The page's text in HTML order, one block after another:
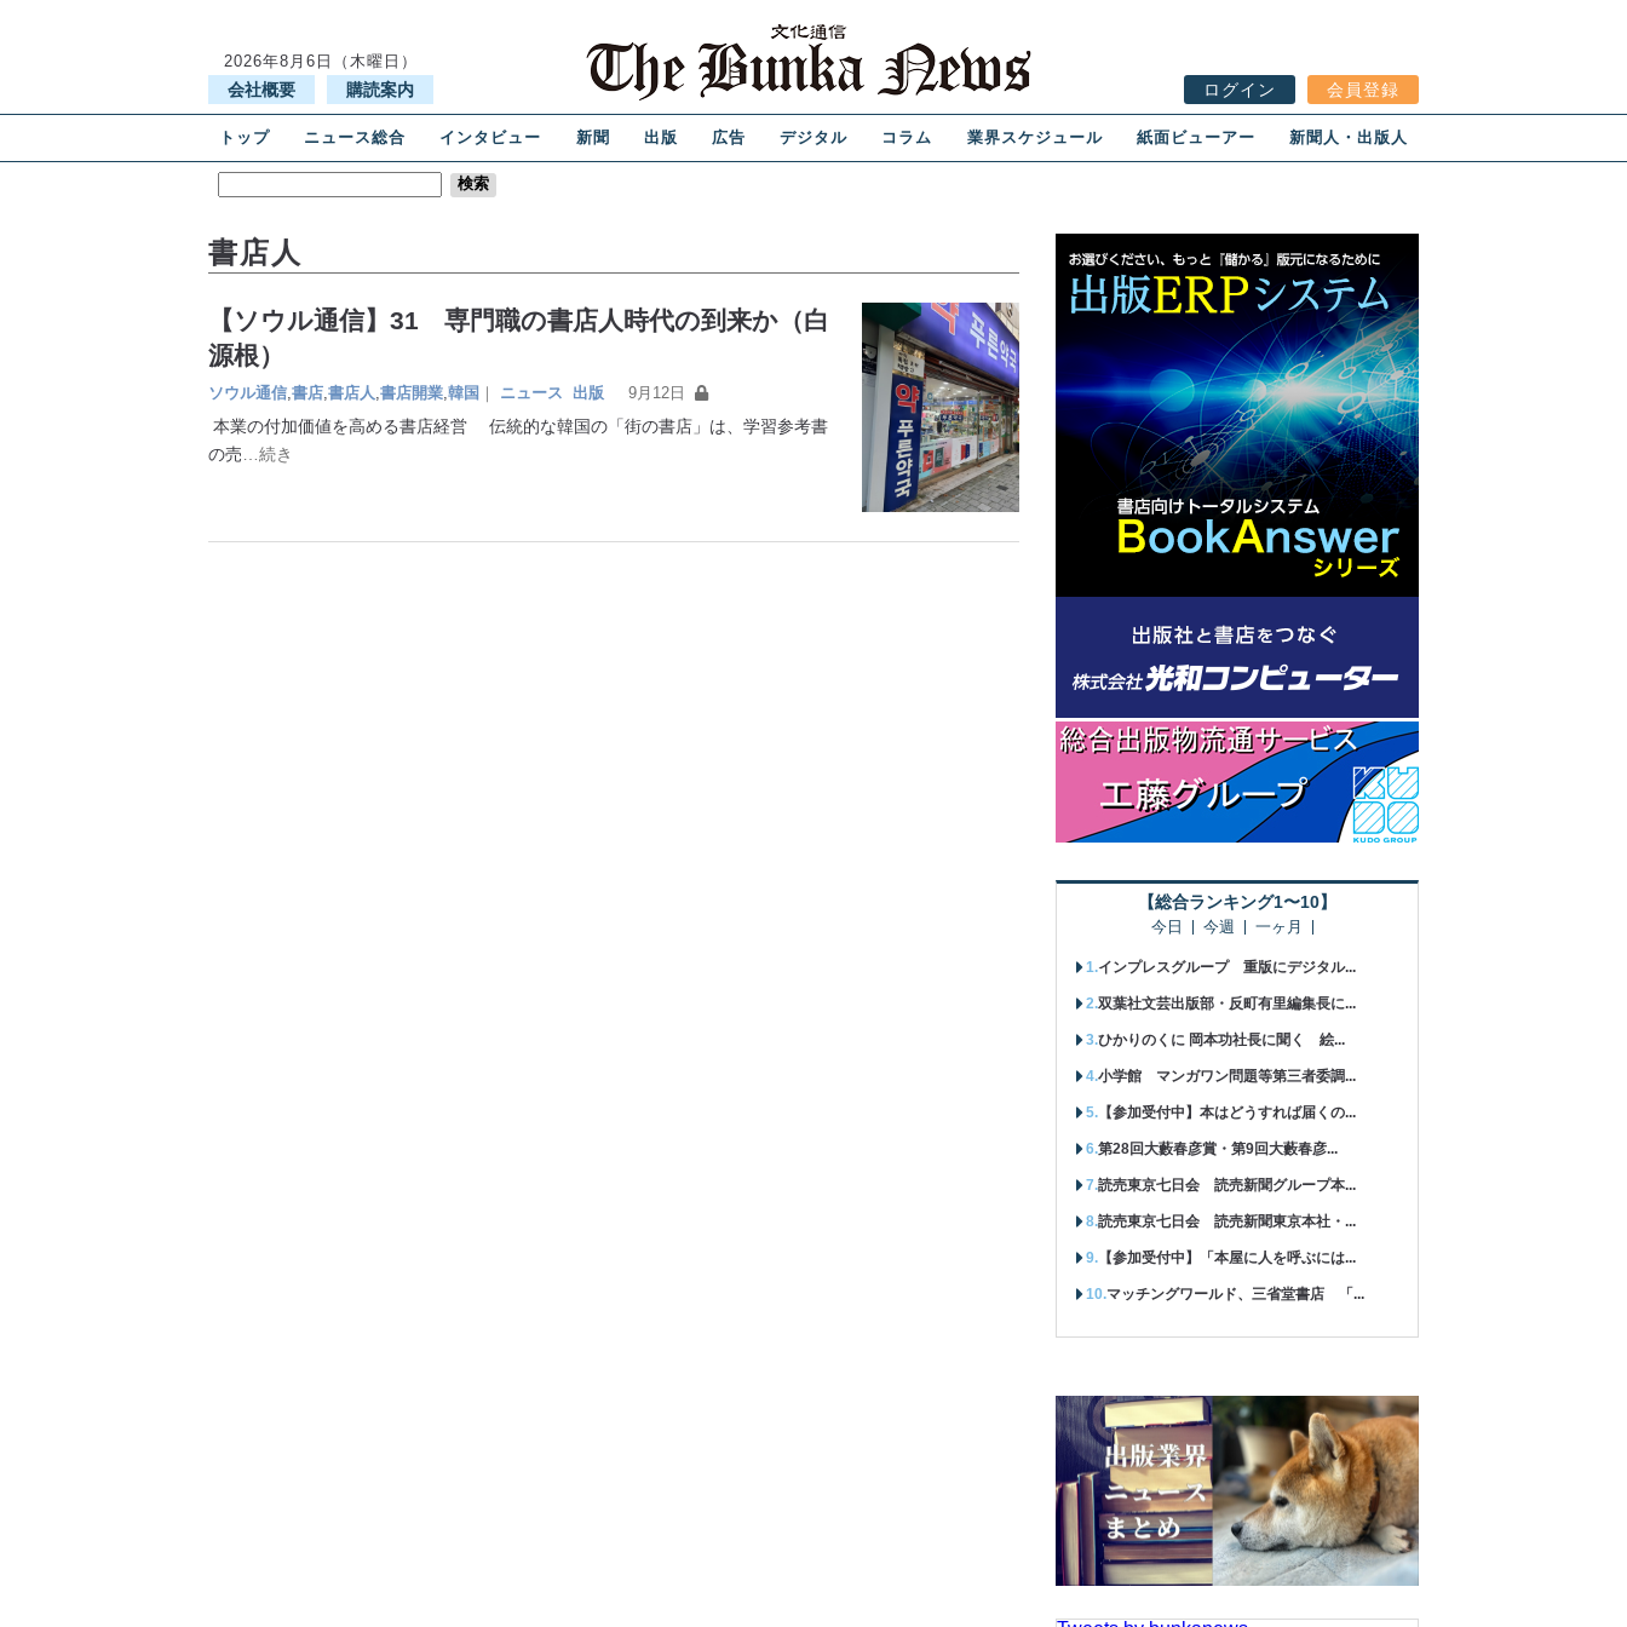
2026年8月6日（木曜日）
会社概要 購読案内 ログイン 会員登録
トップ ニュース総合 インタビュー 新聞 出版 広告 デジタル コラム 業界スケジュール 紙面ビューアー 新聞人・出版人
書店人
【ソウル通信】31 専門職の書店人時代の到来か（白
源根）
ソウル通信,書店,書店人,書店開業,韓国 ｜ ニュース 出版 9月12日
本業の付加価値を高める書店経営 伝統的な韓国の「街の書店」は、学習参考書
の売 …続き
【総合ランキング1〜10】
今日 今週 一ヶ月
インプレスグループ 重版にデジタル...
双葉社文芸出版部・反町有里編集長に...
ひかりのくに 岡本功社長に聞く 絵...
小学館 マンガワン問題等第三者委調...
【参加受付中】本はどうすれば届くの...
第28回大藪春彦賞・第9回大藪春彦...
読売東京七日会 読売新聞グループ本...
読売東京七日会 読売新聞東京本社・...
【参加受付中】「本屋に人を呼ぶには...
マッチングワールド、三省堂書店 「...